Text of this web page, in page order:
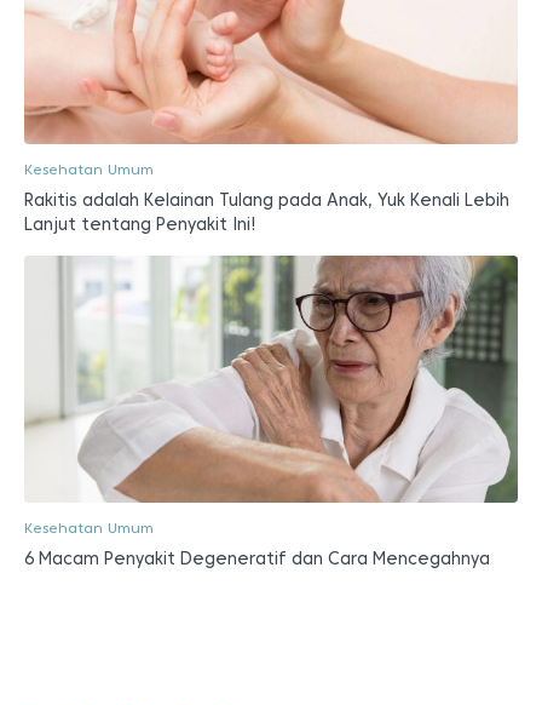
Kesehatan Umum
Rakitis adalah Kelainan Tulang pada Anak, Yuk Kenali Lebih
Lanjut tentang Penyakit Ini!
Kesehatan Umum
6 Macam Penyakit Degeneratif dan Cara Mencegahnya